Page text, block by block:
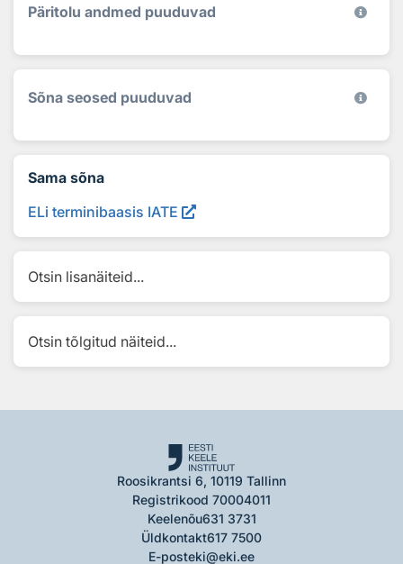
Päritolu andmed puuduvad
Sõna seosed puuduvad
Sama sõna
ELi terminibaasis IATE
Otsin lisanäiteid...
Otsin tõlgitud näiteid...
Roosikrantsi 6, 10119 Tallinn
Registrikood 70004011
Keelenõu631 3731
Üldkontakt617 7500
E-posteki@eki.ee